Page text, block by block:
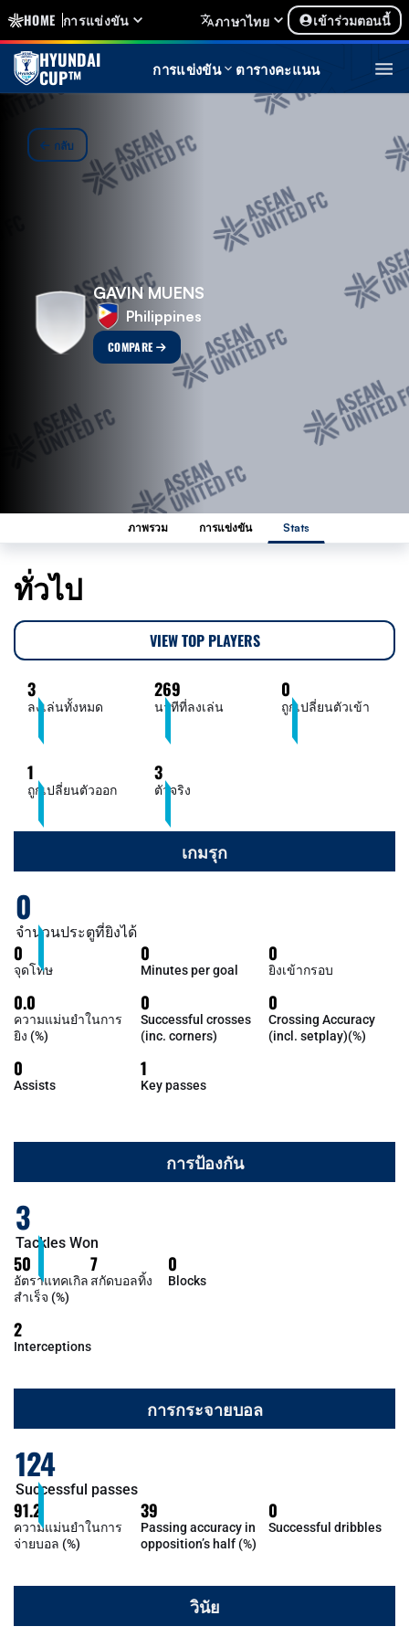
HOME การแข่งขัน ภาษาไทย เข้าร่วมตอนนี้
HYUNDAI
CUP™ การแข่งขัน ตารางคะแนน
กลับ
GAVIN MUENS
Philippines
COMPARE
ภาพรวม การแข่งขัน Stats
ทั่วไป
VIEW TOP PLAYERS
3
ลงเล่นทั้งหมด
269
นาทีที่ลงเล่น
0
ถูกเปลี่ยนตัวเข้า
1
ถูกเปลี่ยนตัวออก
3
ตัวจริง
เกมรุก
0
จำนวนประตูที่ยิงได้
0
จุดโทษ
0
Minutes per goal
0
ยิงเข้ากรอบ
0.0
ความแม่นยำในการ
ยิง (%)
0
Successful crosses
(inc. corners)
0
Crossing Accuracy
(incl. setplay)(%)
0
Assists
1
Key passes
การป้องกัน
3
Tackles Won
50
อัตราแทคเกิล
สำเร็จ (%)
7
สกัดบอลทิ้ง
0
Blocks
2
Interceptions
การกระจายบอล
124
Successful passes
91.2
ความแม่นยำในการ
จ่ายบอล (%)
39
Passing accuracy in
opposition’s half (%)
0
Successful dribbles
วินัย